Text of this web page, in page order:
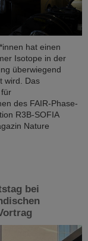
hat einen
Isotope in der
überwiegend
wird. Das
des FAIR-Phase-
R3B-SOFIA
Nature
bei